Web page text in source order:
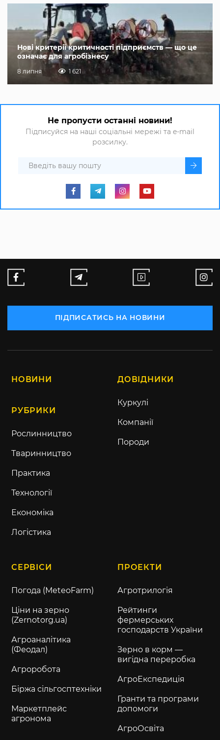
Нові критерії критичності підприємств — що це
означає для агробізнесу
8 липня 1 621
Не пропусти останні новини!
Підписуйся на наші соціальні мережі та e-mail
розсилку.
ПІДПИСАТИСЬ НА НОВИНИ
НОВИНИ
РУБРИКИ
Рослинництво
Тваринництво
Практика
Технології
Економіка
Логістика
ДОВІДНИКИ
Куркулі
Компанії
Породи
СЕРВІСИ
Погода (MeteoFarm)
Ціни на зерно
(Zernotorg.ua)
Агроаналітика
(Феодал)
Агроробота
Біржа сільгосптехніки
Маркетплейс
агронома
ПРОЕКТИ
Агротрилогія
Рейтинги
фермерських
господарств України
Зерно в корм —
вигідна переробка
АгроЕкспедиція
Гранти та програми
допомоги
АгроОсвіта